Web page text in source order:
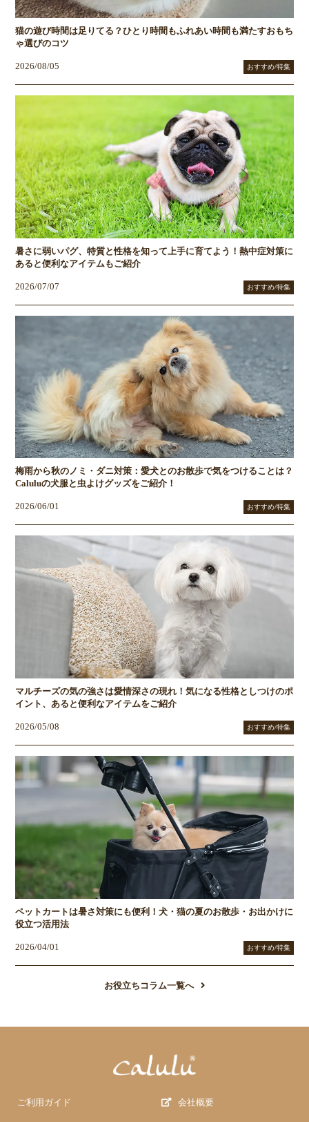
猫の遊び時間は足りてる？ひとり時間もふれあい時間も満たすおもち
ゃ選びのコツ
2026/08/05 おすすめ/特集
暑さに弱いパグ、特質と性格を知って上手に育てよう！熱中症対策に
あると便利なアイテムもご紹介
2026/07/07 おすすめ/特集
梅雨から秋のノミ・ダニ対策：愛犬とのお散歩で気をつけることは？
Caluluの犬服と虫よけグッズをご紹介！
2026/06/01 おすすめ/特集
マルチーズの気の強さは愛情深さの現れ！気になる性格としつけのポ
イント、あると便利なアイテムをご紹介
2026/05/08 おすすめ/特集
ペットカートは暑さ対策にも便利！犬・猫の夏のお散歩・お出かけに
役立つ活用法
2026/04/01 おすすめ/特集
お役立ちコラム一覧へ
ご利用ガイド 会社概要